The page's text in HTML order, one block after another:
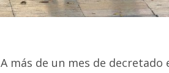
A más de un mes de